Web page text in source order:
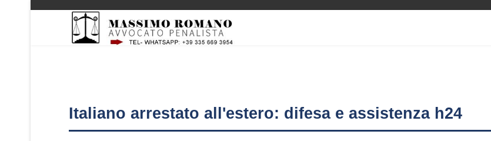
Italiano arrestato all'estero: difesa e assistenza h24